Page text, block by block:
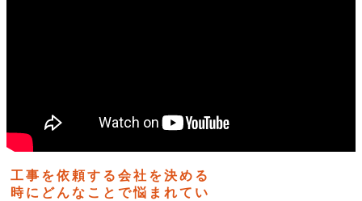
工事を依頼する会社を決める
時にどんなことで悩まれてい